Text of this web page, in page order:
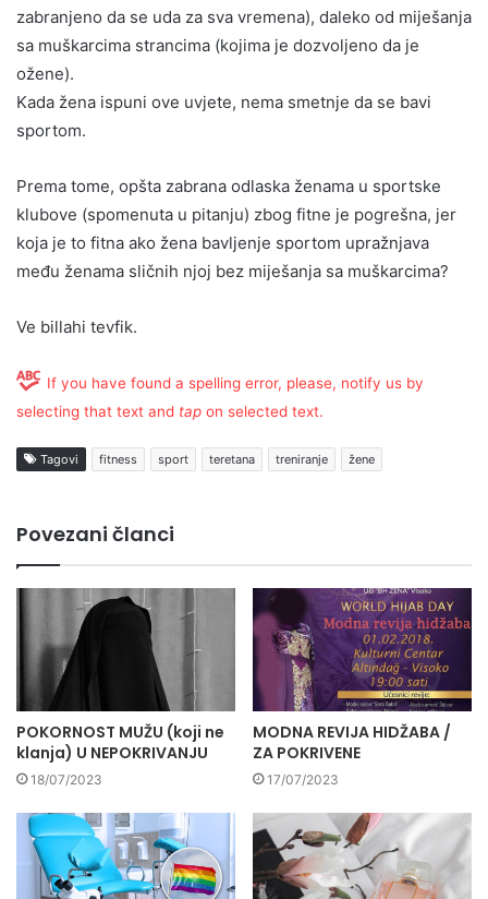
zabranjeno da se uda za sva vremena), daleko od miješanja
sa muškarcima strancima (kojima je dozvoljeno da je
ožene).
Kada žena ispuni ove uvjete, nema smetnje da se bavi
sportom.
Prema tome, opšta zabrana odlaska ženama u sportske
klubove (spomenuta u pitanju) zbog fitne je pogrešna, jer
koja je to fitna ako žena bavljenje sportom upražnjava
među ženama sličnih njoj bez miješanja sa muškarcima?
Ve billahi tevfik.
If you have found a spelling error, please, notify us by
selecting that text and tap on selected text.
Tagovi fitness sport teretana treniranje žene
Povezani članci
POKORNOST MUŽU (koji ne
klanja) U NEPOKRIVANJU
18/07/2023
MODNA REVIJA HIDŽABA /
ZA POKRIVENE
17/07/2023